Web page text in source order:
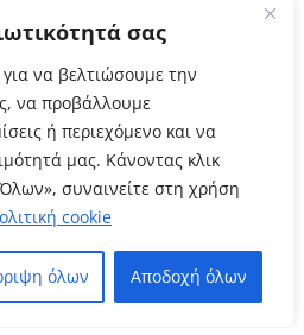
σας
να βελτιώσουμε την
να προβάλλουμε
ή περιεχόμενο και να
μας. Κάνοντας κλικ
συναινείτε στη χρήση
cookie
όλων Αποδοχή όλων